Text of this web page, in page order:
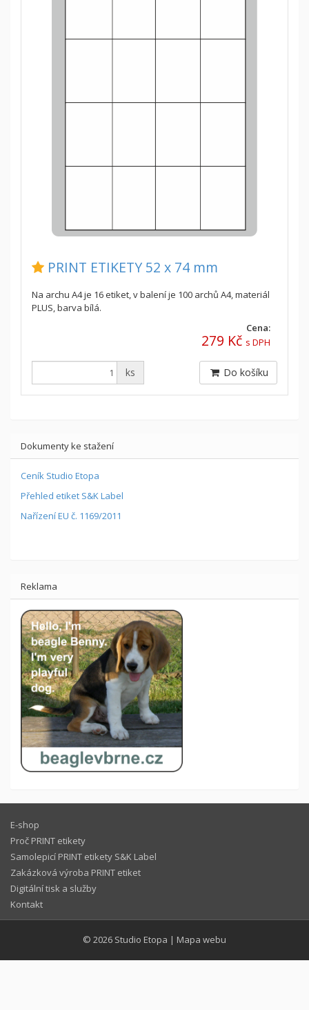
PRINT ETIKETY 52 x 74 mm
Na archu A4 je 16 etiket, v balení je 100 archů A4, materiál
PLUS, barva bílá.
Cena:
279 Kč s DPH
ks Do košíku
Dokumenty ke stažení
Ceník Studio Etopa
Přehled etiket S&K Label
Nařízení EU č. 1169/2011
Reklama
E-shop
Proč PRINT etikety
Samolepicí PRINT etikety S&K Label
Zakázková výroba PRINT etiket
Digitální tisk a služby
Kontakt
© 2026 Studio Etopa | Mapa webu